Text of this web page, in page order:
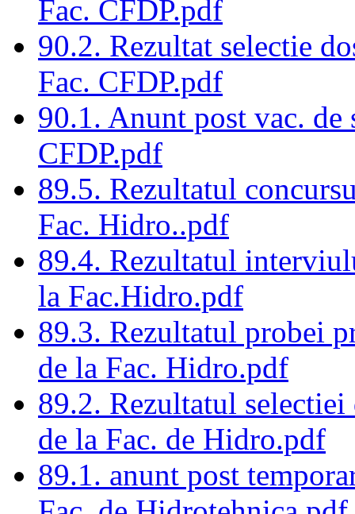
Fac. CFDP.pdf
90.2. Rezultat selectie
Fac. CFDP.pdf
90.1. Anunt post vac. de
CFDP.pdf
89.5. Rezultatul
Fac. Hidro..pdf
89.4. Rezultatul
la Fac.Hidro.pdf
89.3. Rezultatul probei
de la Fac. Hidro.pdf
89.2. Rezultatul
de la Fac. de Hidro.pdf
89.1. anunt post